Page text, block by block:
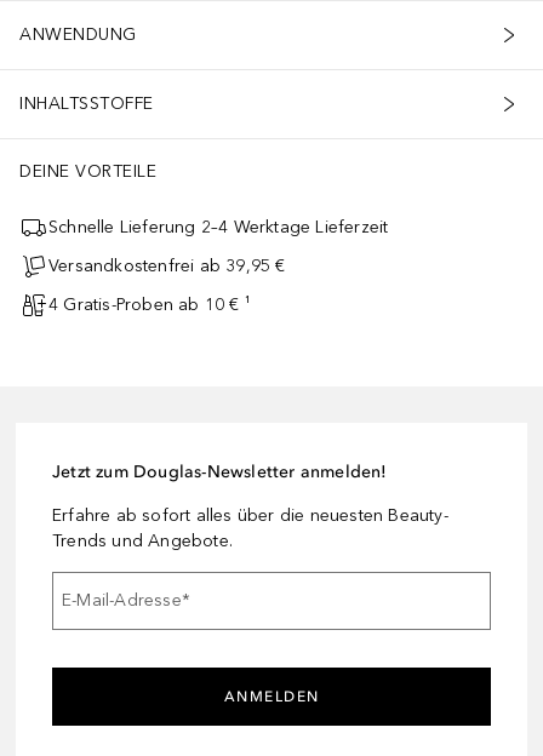
ANWENDUNG
INHALTSSTOFFE
DEINE VORTEILE
Schnelle Lieferung 2–4 Werktage Lieferzeit
Versandkostenfrei ab 39,95 €
4 Gratis-Proben ab 10 € ¹
Jetzt zum Douglas-Newsletter anmelden!
Erfahre ab sofort alles über die neuesten Beauty-
Trends und Angebote.
E-Mail-Adresse*
ANMELDEN